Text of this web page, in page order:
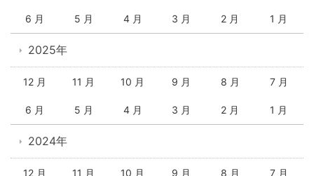
6 月 5 月 4 月 3 月 2 月 1 月
2025年
12 月 11 月 10 月 9 月 8 月 7 月
6 月 5 月 4 月 3 月 2 月 1 月
2024年
12 月 11 月 10 月 9 月 8 月 7 月